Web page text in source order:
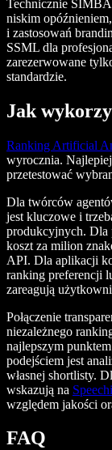
Technicznie
niskim
i zastosowań
SSML dla
zarezerwowane
standardzie.
Jak
Ranking Artificial
wyrocznia.
przetestować
Dla twórców
jest kluczowe i
produkcyjnych. Dla
koszt za milion
API. Dla aplikacji
ranking preferencji
zareagują
Połączenie
niezależnego
najlepszym
podejściem jest
własnej shortlisty.
wskazują na
względem jakości
FAQ